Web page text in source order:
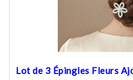
Lot de 3 Épingles Fleurs